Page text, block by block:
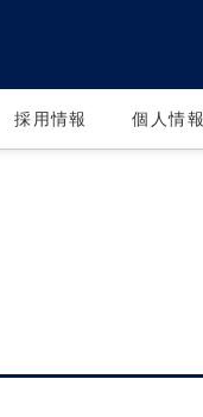
採用情報 個人情